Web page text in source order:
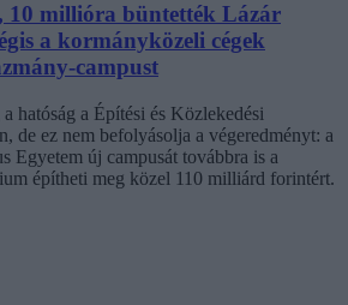
10 millióra büntették Lázár
a kormányközeli cégek
campust
hatóság a Építési és Közlekedési
de ez nem befolyásolja a végeredményt: a
Egyetem új campusát továbbra is a
építheti meg közel 110 milliárd forintért.